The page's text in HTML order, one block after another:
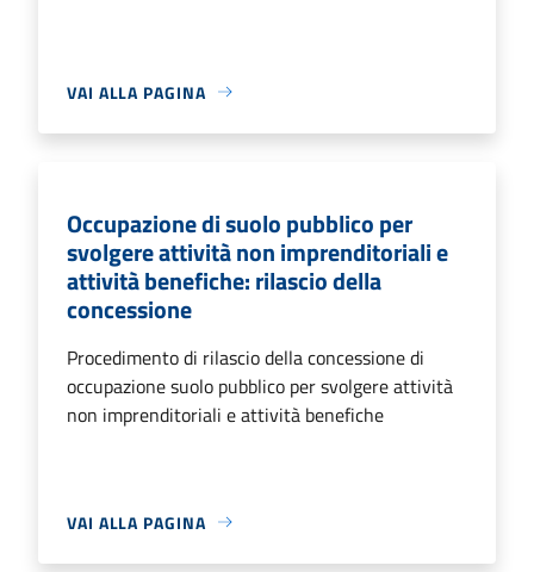
VAI ALLA PAGINA
Occupazione di suolo pubblico per
svolgere attività non imprenditoriali e
attività benefiche: rilascio della
concessione
Procedimento di rilascio della concessione di
occupazione suolo pubblico per svolgere attività
non imprenditoriali e attività benefiche
VAI ALLA PAGINA